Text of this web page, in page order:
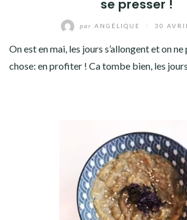
se presser !
par ANGÉLIQUE 30
On est en mai, les jours s’allongent et on ne
chose: en profiter ! Ca tombe bien, les